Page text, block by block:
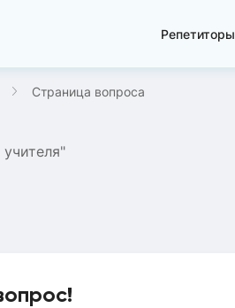
Репетиторы
Страница вопроса